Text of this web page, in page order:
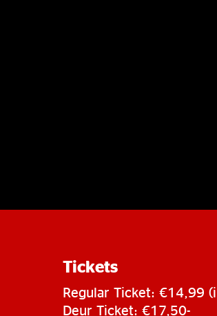
Tickets
Regular Ticket: €14,99
Deur Ticket: €17,50-